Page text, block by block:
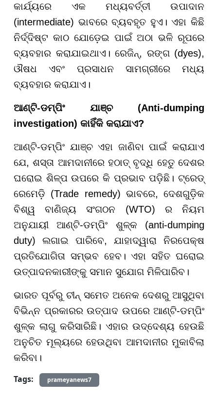
କାର୍ଯ୍ୟରେ ଏକ ମଧ୍ୟବର୍ତ୍ତୀ ଉପାଦାନ
(intermediate) ଭାବରେ ବ୍ୟବହୃତ ହୁଏ। ଏହା କିଛି
ନିର୍ଦ୍ଦିଷ୍ଟ କାଠ ଯୋଡ଼େଇ ପାଇଁ ଅଠା ଭଳି ରୂପରେ
ବ୍ୟବହାର କରାଯାଇଥାଏ। ରେଜିନ୍, ରଙ୍ଗ (dyes),
ଔଷଧ ଏବଂ ପ୍ରସାଧନ ସାମଗ୍ରୀରେ ମଧ୍ୟ
ବ୍ୟବହାର କରାଯାଏ।
ଆଣ୍ଟି-ଡମ୍ପିଂ ଯାଞ୍ଚ (Anti-dumping
investigation) କାହିଁକି କରାଯାଏ?
ଆଣ୍ଟି-ଡମ୍ପିଂ ଯାଞ୍ଚ ଏହା ଜାଣିବା ପାଇଁ କରାଯାଏ
ଯେ, ଶସ୍ତା ଆମଦାନୀରେ ହଠାତ୍ ବୃଦ୍ଧି ହେତୁ ଦେଶର
ଘରୋଇ ଶିଳ୍ପ ଉପରେ କି ପ୍ରଭାବ ପଡ଼ିଛି। ଟ୍ରେଡ୍
ରେମେଡ଼ି (Trade remedy) ଭାବରେ, ଦେଶଗୁଡ଼ିକ
ବିଶ୍ୱ ବାଣିଜ୍ୟ ସଂଗଠନ (WTO) ର ନିୟମ
ଅନୁଯାୟୀ ଆଣ୍ଟି-ଡମ୍ପିଂ ଶୁଳ୍କ (anti-dumping
duty) ଲଗାଇ ପାରିବେ, ଯାହାଦ୍ୱାରା ନିରପେକ୍ଷ
ପ୍ରତିଯୋଗିତା ସମ୍ଭବ ହେବ। ଏହା ସହିତ ଘରୋଇ
ଉତ୍ପାଦନକାରୀଙ୍କୁ ସମାନ ସୁଯୋଗ ମିଳିପାରିବ।
ଭାରତ ପୂର୍ବରୁ ଚୀନ୍ ସମେତ ଅନେକ ଦେଶରୁ ଆସୁଥିବା
ବିଭିନ୍ନ ପ୍ରକାରର ଉତ୍ପାଦ ଉପରେ ଆଣ୍ଟି-ଡମ୍ପିଂ
ଶୁଳ୍କ ଲାଗୁ କରିସାରିଛି। ଏହାର ଉଦ୍ଦେଶ୍ୟ ହେଉଛି
ଅନୁଚିତ ମୂଲ୍ୟରେ ହେଉଥିବା ଆମଦାନୀର ମୁକାବିଲା
କରିବା।
Tags:
prameyanews7